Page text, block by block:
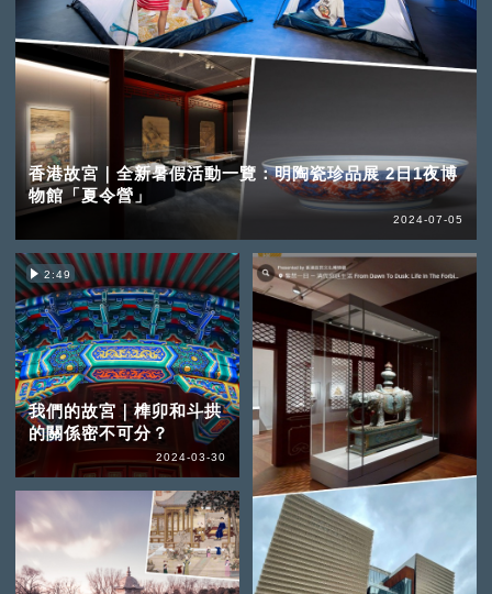
香港故宮｜全新暑假活動一覽：明陶瓷珍品展 2日1夜博
物館「夏令營」
2024-07-05
2:49
我們的故宮｜榫卯和斗拱
的關係密不可分？
2024-03-30